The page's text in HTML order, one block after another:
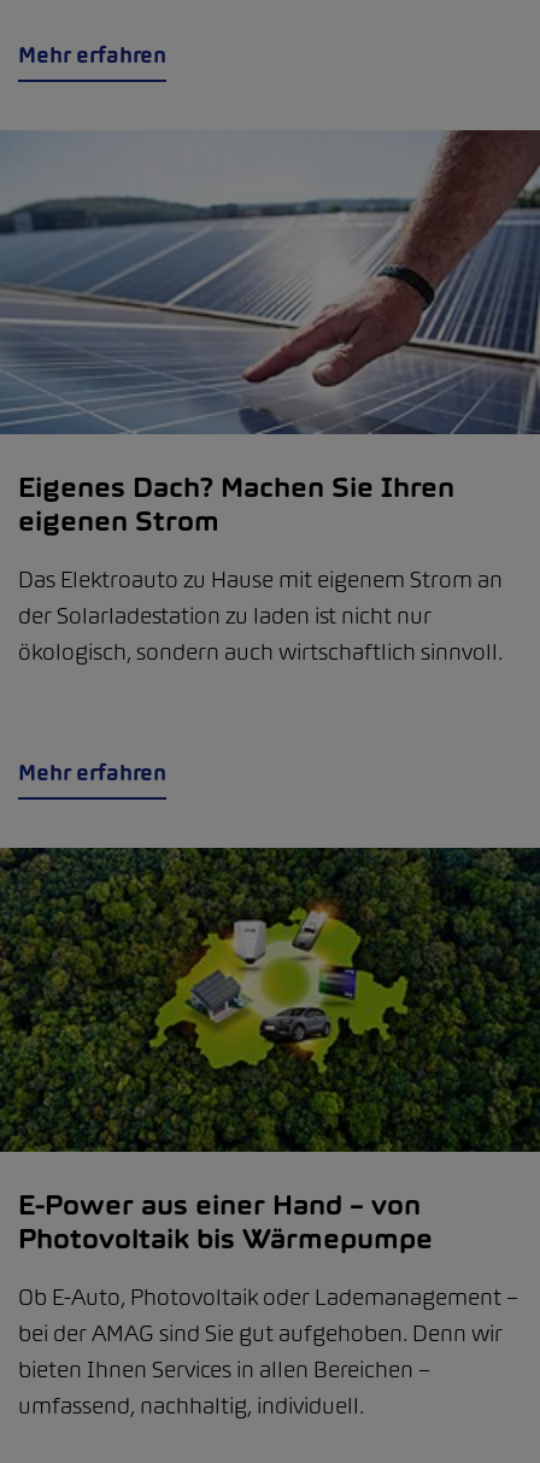
Mehr erfahren
Eigenes Dach? Machen Sie Ihren
eigenen Strom
Das Elektroauto zu Hause mit eigenem Strom an
der Solarladestation zu laden ist nicht nur
ökologisch, sondern auch wirtschaftlich sinnvoll.
Mehr erfahren
E-Power aus einer Hand – von
Photovoltaik bis Wärmepumpe
Ob E-Auto, Photovoltaik oder Lademanagement –
bei der AMAG sind Sie gut aufgehoben. Denn wir
bieten Ihnen Services in allen Bereichen –
umfassend, nachhaltig, individuell.